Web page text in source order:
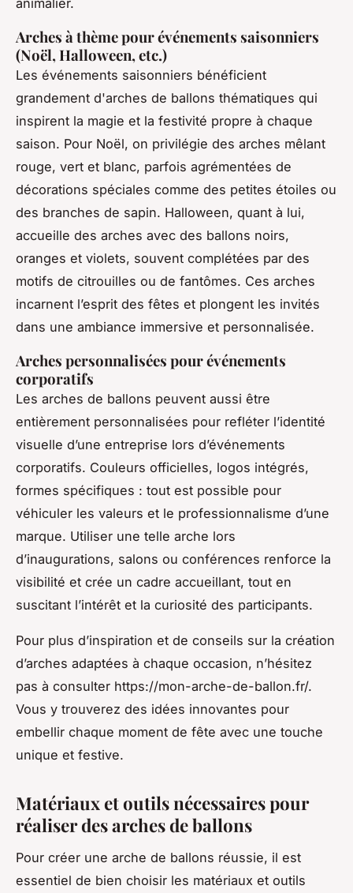
animalier.
Arches à thème pour événements saisonniers
(Noël, Halloween, etc.)
Les événements saisonniers bénéficient
grandement d'arches de ballons thématiques qui
inspirent la magie et la festivité propre à chaque
saison. Pour Noël, on privilégie des arches mêlant
rouge, vert et blanc, parfois agrémentées de
décorations spéciales comme des petites étoiles ou
des branches de sapin. Halloween, quant à lui,
accueille des arches avec des ballons noirs,
oranges et violets, souvent complétées par des
motifs de citrouilles ou de fantômes. Ces arches
incarnent l’esprit des fêtes et plongent les invités
dans une ambiance immersive et personnalisée.
Arches personnalisées pour événements
corporatifs
Les arches de ballons peuvent aussi être
entièrement personnalisées pour refléter l’identité
visuelle d’une entreprise lors d’événements
corporatifs. Couleurs officielles, logos intégrés,
formes spécifiques : tout est possible pour
véhiculer les valeurs et le professionnalisme d’une
marque. Utiliser une telle arche lors
d’inaugurations, salons ou conférences renforce la
visibilité et crée un cadre accueillant, tout en
suscitant l’intérêt et la curiosité des participants.
Pour plus d’inspiration et de conseils sur la création
d’arches adaptées à chaque occasion, n’hésitez
pas à consulter https://mon-arche-de-ballon.fr/.
Vous y trouverez des idées innovantes pour
embellir chaque moment de fête avec une touche
unique et festive.
Matériaux et outils nécessaires pour
réaliser des arches de ballons
Pour créer une arche de ballons réussie, il est
essentiel de bien choisir les matériaux et outils